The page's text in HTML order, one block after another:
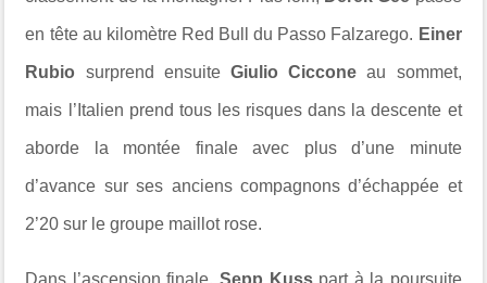
en tête au kilomètre Red Bull du Passo Falzarego. Einer
Rubio surprend ensuite Giulio Cicconeau sommet,
mais l’Italien prend tous les risques dans la descente et
aborde la montée finale avec plus d’une minute
d’avance sur ses anciens compagnons d’échappée et
2’20 sur le groupe maillot rose.